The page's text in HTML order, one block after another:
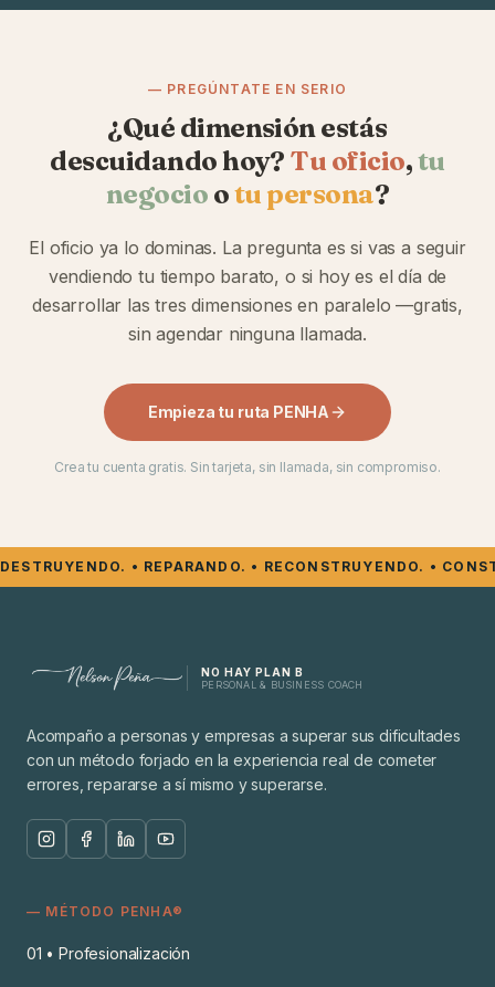
— PREGÚNTATE EN SERIO
¿Qué dimensión estás
descuidando hoy? Tu oficio,tu
negocio otu persona?
El oficio ya lo dominas. La pregunta es si vas a seguir
vendiendo tu tiempo barato, o si hoy es el día de
desarrollar las tres dimensiones en paralelo —gratis,
sin agendar ninguna llamada.
Empieza tu ruta PENHA
Crea tu cuenta gratis. Sin tarjeta, sin llamada, sin compromiso.
DESTRUYENDO. • REPARANDO. • RECONSTRUYENDO. •
NO HAY PLAN B
PERSONAL & BUSINESS COACH
Acompaño a personas y empresas a superar sus dificultades
con un método forjado en la experiencia real de cometer
errores, repararse a sí mismo y superarse.
— MÉTODO PENHA®
01 •Profesionalización